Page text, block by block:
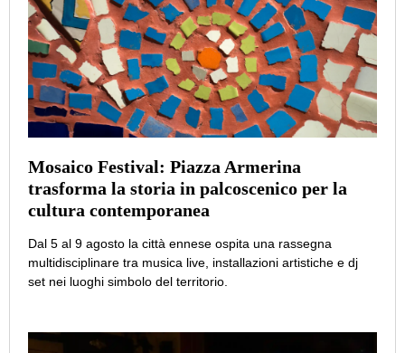
Mosaico Festival: Piazza Armerina
trasforma la storia in palcoscenico per la
cultura contemporanea
Dal 5 al 9 agosto la città ennese ospita una rassegna
multidisciplinare tra musica live, installazioni artistiche e dj
set nei luoghi simbolo del territorio.